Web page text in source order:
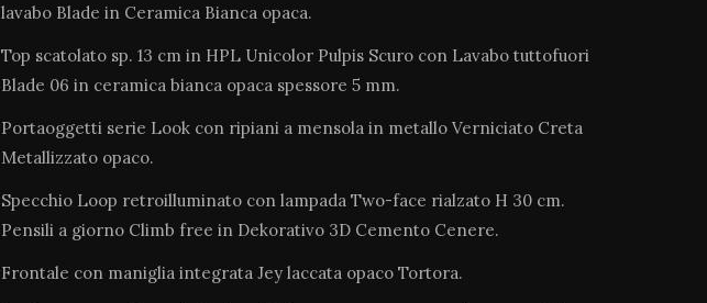
lavabo Blade in Ceramica Bianca opaca.
Top scatolato sp. 13 cm in HPL Unicolor Pulpis Scuro con Lavabo tuttofuori
Blade 06 in ceramica bianca opaca spessore 5 mm.
Portaoggetti serie Look con ripiani a mensola in metallo Verniciato Creta
Metallizzato opaco.
Specchio Loop retroilluminato con lampada Two-face rialzato H 30 cm.
Pensili a giorno Climb free in Dekorativo 3D Cemento Cenere.
Frontale con maniglia integrata Jey laccata opaco Tortora.